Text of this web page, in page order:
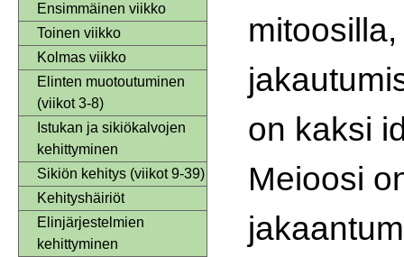
Ensimmäinen viikko
Toinen viikko
Kolmas viikko
Elinten muotoutuminen
(viikot 3-8)
Istukan ja sikiökalvojen
kehittyminen
Sikiön kehitys (viikot 9-39)
Kehityshäiriöt
Elinjärjestelmien
kehittyminen
on kaksi
Meioosi